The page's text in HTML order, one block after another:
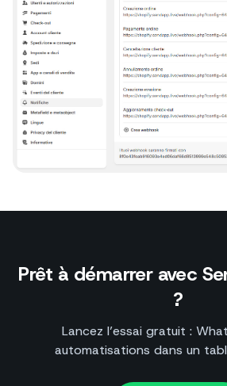
Prêt à démarrer avec
?
Lancez l’essai gratuit :
automatisations dans un